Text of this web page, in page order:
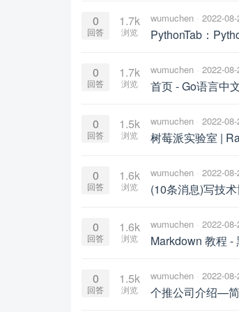
0
回答
1.7k
浏览
wumuchen 2022-
PythonTab：
0
回答
1.7k
浏览
wumuchen 2022-
首页 - Go语言中
0
回答
1.5k
浏览
wumuchen 2022-
树莓派实验室 |
0
回答
1.6k
浏览
wumuchen 2022-
(10条消息)写技
0
回答
1.6k
浏览
wumuchen 2022-
Markdown 教程 -
0
回答
1.5k
浏览
wumuchen 2022-
个推公司介绍—